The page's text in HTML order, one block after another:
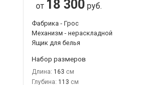
от 18 300 руб.
Фабрика - Грос
Механизм - нераскладной
Ящик для белья
Набор размеров
Длина: 163
Глубина: 113